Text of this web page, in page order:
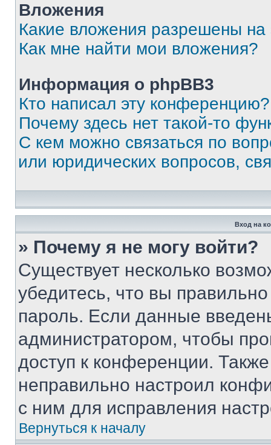
Вложения
Какие вложения разрешены
Как мне найти мои вложения?
Информация о phpBB3
Кто написал эту конференцию?
Почему здесь нет такой-то
С кем можно связаться по
или юридических вопросов,
Вход на
» Почему я не могу войти?
Существует несколько
убедитесь, что вы
пароль. Если данные
администратором, чтобы
доступ к конференции.
неправильно настроил
с ним для исправления
Вернуться к началу